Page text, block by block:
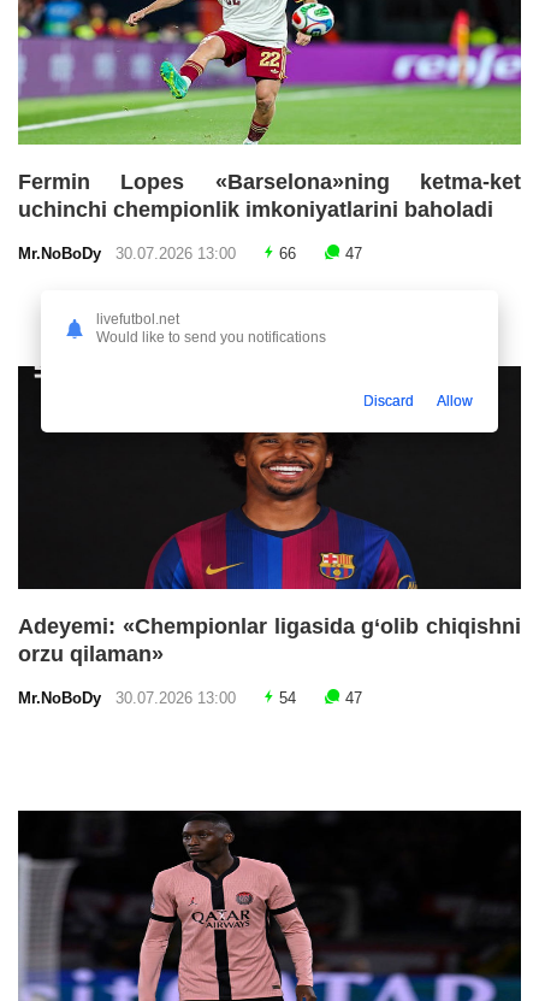
Fermin Lopes «Barselona»ning ketma-ket
uchinchi chempionlik imkoniyatlarini baholadi
Mr.NoBoDy 30.07.2026 13:00 66 47
Adeyemi: «Chempionlar ligasida g‘olib chiqishni
orzu qilaman»
Mr.NoBoDy 30.07.2026 13:00 54 47
livefutbol.net
Would like to send you notifications
Discard Allow